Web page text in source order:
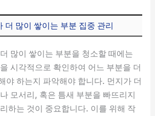
더 많이 쌓이는 부분 집중 관리
많이 쌓이는 부분을 청소할 때에는
시각적으로 확인하여 어느 부분을 더
야 하는지 파악해야 합니다. 먼지가 더
모서리, 혹은 틈새 부분을 빠뜨리지
하는 것이 중요합니다. 이를 위해 작